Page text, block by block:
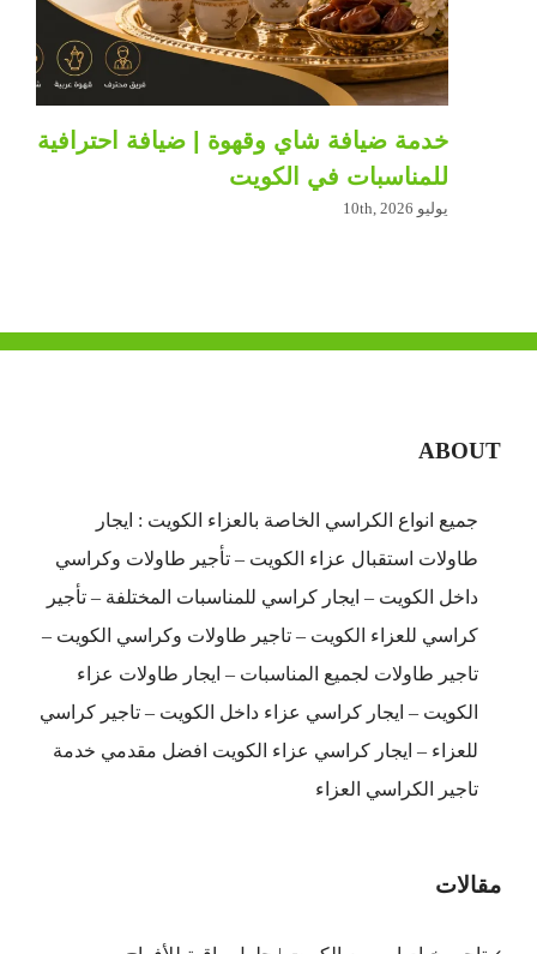
خدمة ضيافة شاي وقهوة | ضيافة احترافية
للمناسبات في الكويت
يوليو 10th, 2026
ABOUT
جميع انواع الكراسي الخاصة بالعزاء الكويت : ايجار
طاولات استقبال عزاء الكويت – تأجير طاولات وكراسي
داخل الكويت – ايجار كراسي للمناسبات المختلفة – تأجير
كراسي للعزاء الكويت – تاجير طاولات وكراسي الكويت –
تاجير طاولات لجميع المناسبات – ايجار طاولات عزاء
الكويت – ايجار كراسي عزاء داخل الكويت – تاجير كراسي
للعزاء – ايجار كراسي عزاء الكويت افضل مقدمي خدمة
تاجير الكراسي العزاء
مقالات